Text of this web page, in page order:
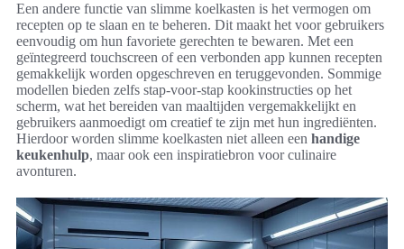
Een andere functie van slimme koelkasten is het vermogen om
recepten op te slaan en te beheren. Dit maakt het voor gebruikers
eenvoudig om hun favoriete gerechten te bewaren. Met een
geïntegreerd touchscreen of een verbonden app kunnen recepten
gemakkelijk worden opgeschreven en teruggevonden. Sommige
modellen bieden zelfs stap-voor-stap kookinstructies op het
scherm, wat het bereiden van maaltijden vergemakkelijkt en
gebruikers aanmoedigt om creatief te zijn met hun ingrediënten.
Hierdoor worden slimme koelkasten niet alleen een handige
keukenhulp, maar ook een inspiratiebron voor culinaire
avonturen.